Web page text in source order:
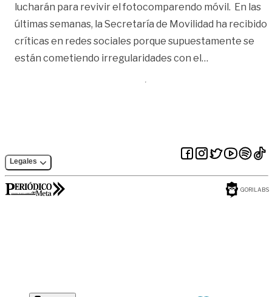
lucharán para revivir el fotocomparendo móvil. En las
últimas semanas, la Secretaría de Movilidad ha recibido
críticas en redes sociales porque supuestamente se
están cometiendo irregularidades con el…
Legales
GORILABS